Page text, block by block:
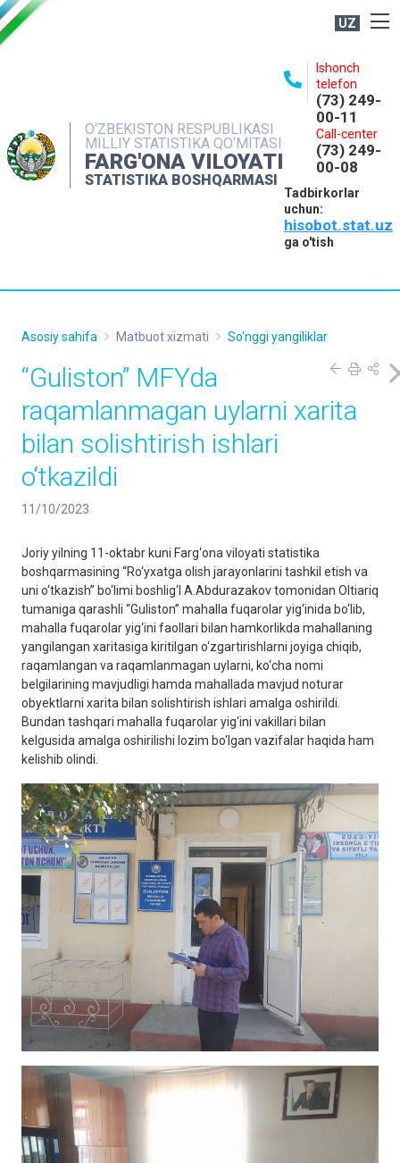
UZ
O‘ZBEKISTON RESPUBLIKASI
MILLIY STATISTIKA QO‘MITASI
FARG'ONA VILOYATI
STATISTIKA BOSHQARMASI
Ishonch
telefon
(73) 249-
00-11
Call-center
(73) 249-
00-08
Tadbirkorlar
uchun:
hisobot.stat.uz
ga o'tish
NASHRLAR
INTERAKTIV XIZMATLAR
MATBUOT XIZMATI
Asosiy sahifa Matbuot xizmati So'nggi yangiliklar
“Guliston” MFYda
raqamlanmagan uylarni xarita
bilan solishtirish ishlari
o‘tkazildi
11/10/2023
Joriy yilning 11-oktabr kuni Farg‘ona viloyati statistika
boshqarmasining “Ro‘yxatga olish jarayonlarini tashkil etish va
uni o‘tkazish” bo‘limi boshlig‘I A.Abdurazakov tomonidan Oltiariq
tumaniga qarashli “Guliston” mahalla fuqarolar yig‘inida bo‘lib,
mahalla fuqarolar yig‘ini faollari bilan hamkorlikda mahallaning
yangilangan xaritasiga kiritilgan o‘zgartirishlarni joyiga chiqib,
raqamlangan va raqamlanmagan uylarni, ko‘cha nomi
belgilarining mavjudligi hamda mahallada mavjud noturar
obyektlarni xarita bilan solishtirish ishlari amalga oshirildi.
Bundan tashqari mahalla fuqarolar yig‘ini vakillari bilan
kelgusida amalga oshirilishi lozim bo‘lgan vazifalar haqida ham
kelishib olindi.